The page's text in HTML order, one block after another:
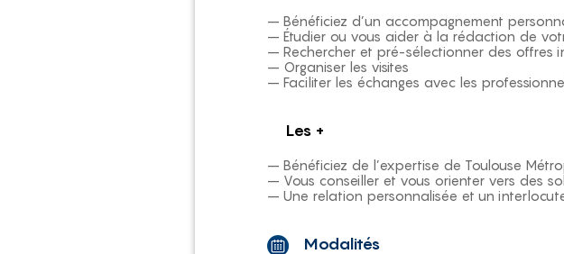
– Bénéficiez d’un accompagnement
– Étudier ou vous aider à la rédaction de
– Rechercher et pré-sélectionner des offres
– Organiser les visites
– Faciliter les échanges avec les
Les +
– Bénéficiez de l’expertise de Toulouse
– Vous conseiller et vous orienter vers des
– Une relation personnalisée et un
Modalités